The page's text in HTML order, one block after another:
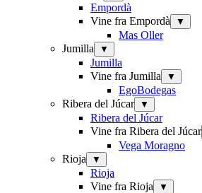
Empordà
Vine fra Empordà
▼
Mas Oller
Jumilla
▼
Jumilla
Vine fra Jumilla
▼
EgoBodegas
Ribera del Júcar
▼
Ribera del Júcar
Vine fra Ribera del Júcar
Vega Moragno
Rioja
▼
Rioja
Vine fra Rioja
▼